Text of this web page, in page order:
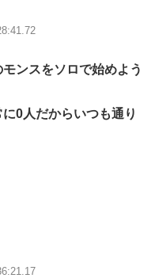
ンスをソロで始めよう
0人だからいつも通り